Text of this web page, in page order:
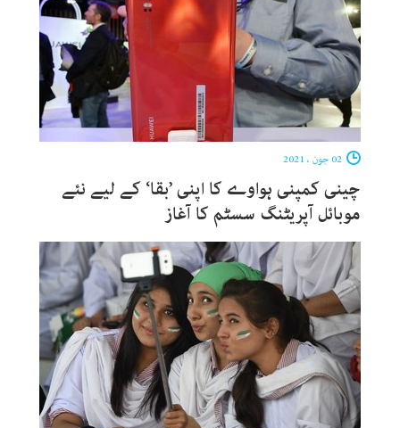
چینی کمپنی ہواوے کا اپنی ’بقا‘ کے لیے نئے
موبائل آپریٹنگ سسٹم کا آغاز